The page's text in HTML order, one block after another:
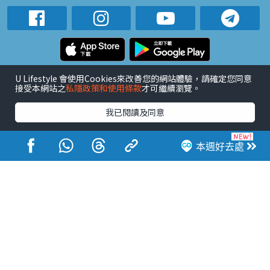
本週好去處
活動展覽 市集 開倉 尖沙咀好去處 銅鑼灣好去處
元朗好去處 荃灣好去處 旺角好去處 社會
戶外郊遊 社會福利
熱門類別
網民熱話 活動展覽 市集 開倉
尖沙咀好去處
銅鑼灣好去處 元朗好去處 荃灣好去處 旺角好去處 社會
U Lifestyle 會使用Cookies來改善您的網站體驗，請確定您同意
接受本網站之私隱政策和使用條款才可繼續瀏覽。
我已閱讀及同意